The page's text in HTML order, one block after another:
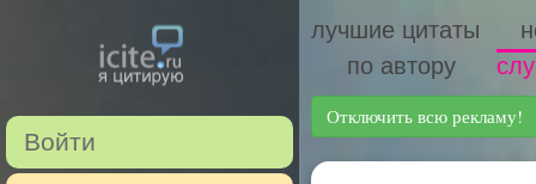
Войти
лучшие цитаты
по автору
Отключить всю рекламу!